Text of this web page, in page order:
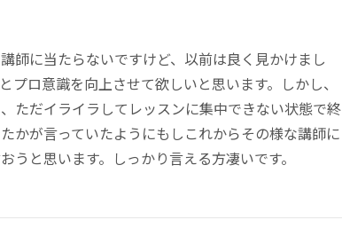
師に当たらないですけど、以前は良く見かけまし
プロ意識を向上させて欲しいと思います。しかし、
ただイライラしてレッスンに集中できない状態で終
かが言っていたようにもしこれからその様な講師に
うと思います。しっかり言える方凄いです。